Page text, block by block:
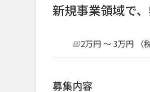
新規事業領域で
2万円 〜 3万円 （税
募集内容